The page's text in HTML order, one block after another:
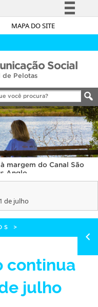
MAPA DO SITE
Simplifique!
Acesso à informação
Legislação
Canais
Social
de Pelotas
margem do Canal São
Anglo
de julho
>
continua
julho